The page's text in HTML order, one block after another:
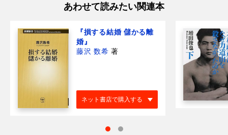
あわせて読みたい関連本
『損する結婚 儲かる離
婚』
藤沢 数希 著
ネット書店で購入する